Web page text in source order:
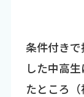
条件付き
した中高
たところ